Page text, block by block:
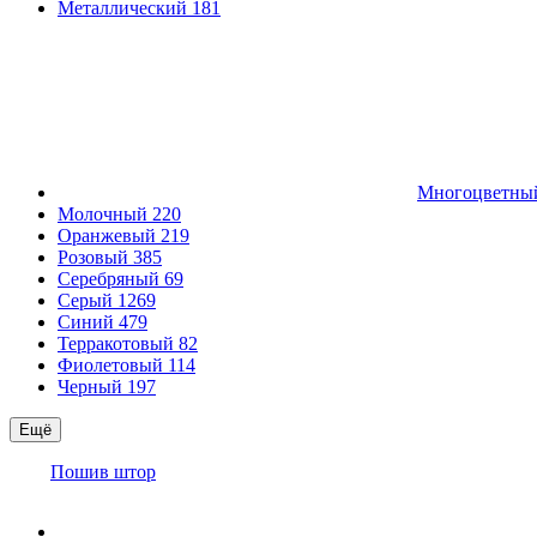
Металлический 181
Молочный 220
Оранжевый 219
Розовый 385
Серебряный 69
Серый 1269
Синий 479
Терракотовый 82
Фиолетовый 114
Черный 197
Ещё
Пошив штор